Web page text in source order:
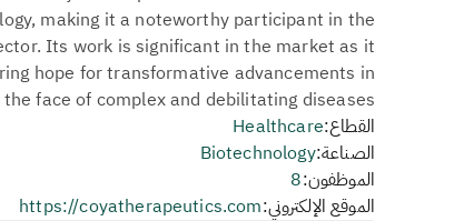
making it a noteworthy participant in the
Its work is significant in the market as it
hope for transformative advancements in
face of complex and debilitating diseases.
القطاع:Healthcare
الصناعة:Biotechnology
الموظفون:8
الموقع الإلكتروني:https://coyatherapeutics.com